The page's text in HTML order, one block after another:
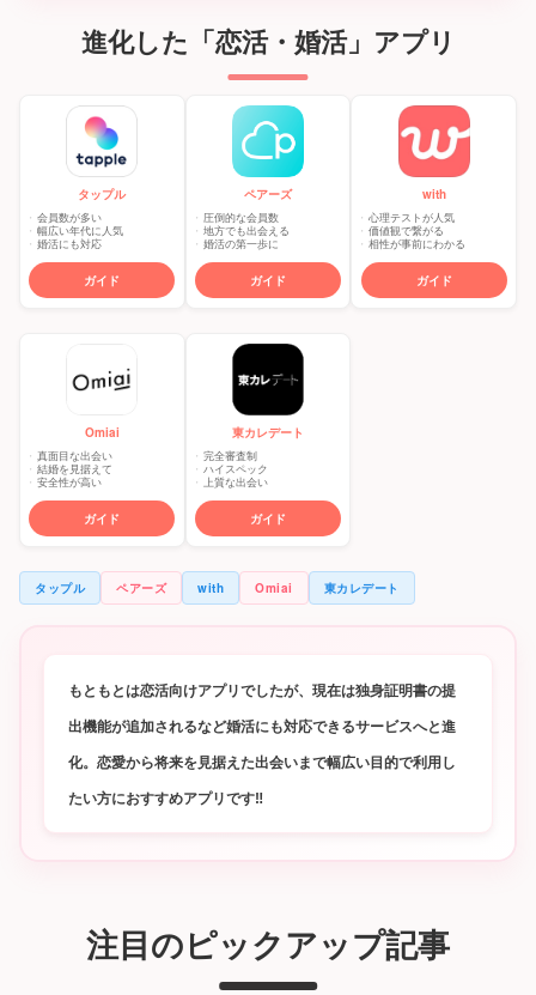
進化した「恋活・婚活」アプリ
タップル
会員数が多い
幅広い年代に人気
婚活にも対応
ガイド
ペアーズ
圧倒的な会員数
地方でも出会える
婚活の第一歩に
ガイド
with
心理テストが人気
価値観で繋がる
相性が事前にわかる
ガイド
Omiai
真面目な出会い
結婚を見据えて
安全性が高い
ガイド
東カレデート
完全審査制
ハイスペック
上質な出会い
ガイド
タップル ペアーズ with Omiai 東カレデート
もともとは恋活向けアプリでしたが、現在は独身証明書の提
出機能が追加されるなど婚活にも対応できるサービスへと進
化。恋愛から将来を見据えた出会いまで幅広い目的で利用し
たい方におすすめアプリです‼
注目のピックアップ記事